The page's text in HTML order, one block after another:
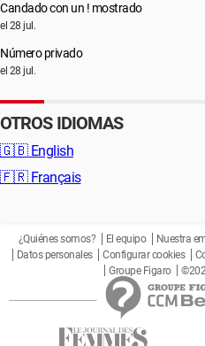
Candado con un ! mostrado
el 28 jul.
Número privado
el 28 jul.
OTROS IDIOMAS
🇬🇧 English
🇫🇷 Français
¿Quiénes somos? El equipo Nuestra
Datos personales
Configurar cookies
Groupe Figaro